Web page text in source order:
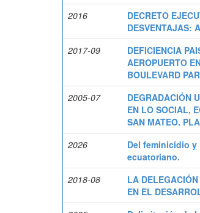
2016
DECRETO
DESVENTAJAS:
2017-09
DEFICIENCIA
AEROPUERTO
BOULEVARD
2005-07
DEGRADACIÓN
EN LO SOCIAL,
SAN MATEO.
2026
Del feminicidio
ecuatoriano.
2018-08
LA
EN EL